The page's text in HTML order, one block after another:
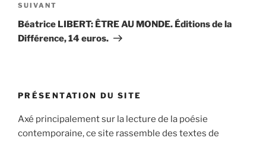
Article
suivant
SUIVANT
Béatrice LIBERT: ÊTRE AU MONDE. Éditions de la
Différence, 14 euros.
PRÉSENTATION DU SITE
Axé principalement sur la lecture de la poésie
contemporaine, ce site rassemble des textes de